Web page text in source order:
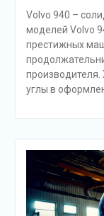
Volvo 940 –
моделей Volvo
престижных
производителя.
углы в